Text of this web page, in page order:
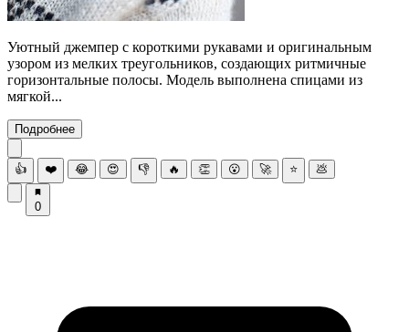
Уютный джемпер с короткими рукавами и оригинальным
узором из мелких треугольников, создающих ритмичные
горизонтальные полосы. Модель выполнена спицами из
мягкой...
Подробнее
👍 ❤️ 😂 😍 👎 🔥 👏 😮 🚀 ⭐ 💩
0